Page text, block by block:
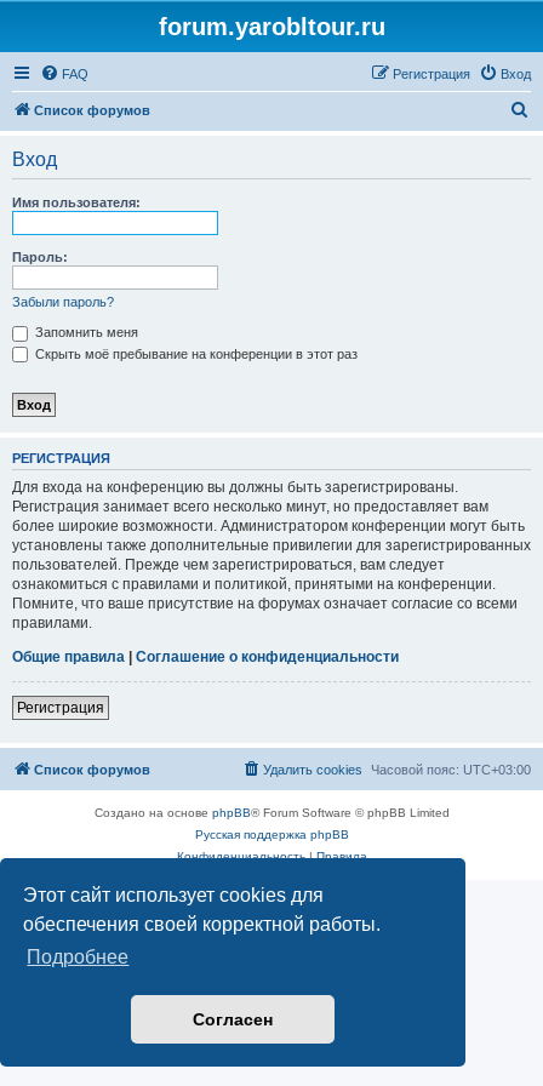
Этот сайт использует cookies для
обеспечения своей корректной работы.
Подробнее
Согласен
forum.yarobltour.ru
FAQ Вход
Регистрация
Список форумов
Вход
Имя пользователя:
Пароль:
Забыли пароль?
Запомнить меня
Скрыть моё пребывание на конференции в этот раз
РЕГИСТРАЦИЯ
Для входа на конференцию вы должны быть зарегистрированы.
Регистрация занимает всего несколько минут, но предоставляет вам
более широкие возможности. Администратором конференции могут быть
установлены также дополнительные привилегии для зарегистрированных
пользователей. Прежде чем зарегистрироваться, вам следует
ознакомиться с правилами и политикой, принятыми на конференции.
Помните, что ваше присутствие на форумах означает согласие со всеми
правилами.
Общие правила | Соглашение о конфиденциальности
Регистрация
Список форумов Часовой пояс: UTC+03:00
Удалить cookies
Создано на основе phpBB® Forum Software © phpBB Limited
Русская поддержка phpBB
Конфиденциальность|Правила